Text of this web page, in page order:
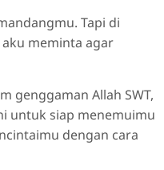
Tapi di
meminta agar
genggaman Allah SWT,
untuk siap menemuimu
dengan cara